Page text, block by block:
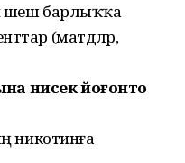
шеш барлыҡҡа
(матдәләр,
нисек йоғонто
никотинға